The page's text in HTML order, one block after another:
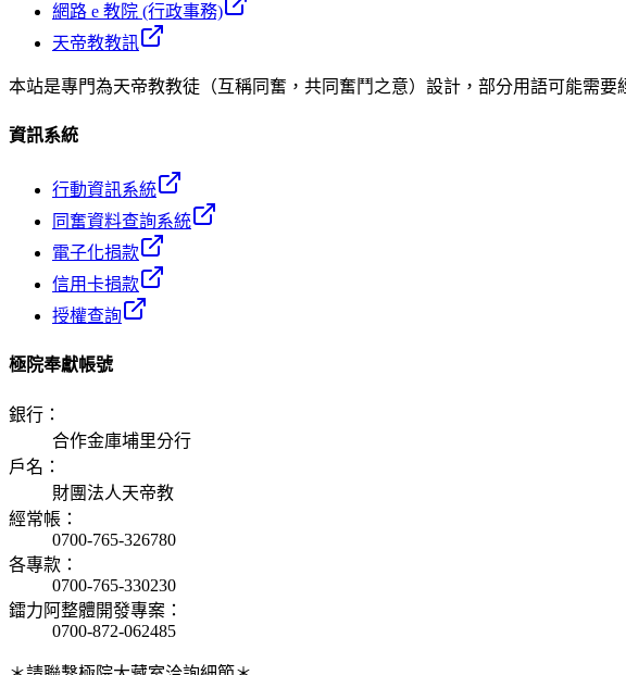
網路 e 教院 (行政事務)
天帝教教訊
本站是專門為天帝教教徒（互稱同奮，共同奮鬥之意）設計，部分用語可能需
資訊系統
行動資訊系統
同奮資料查詢系統
電子化捐款
信用卡捐款
授權查詢
極院奉獻帳號
銀行 ：
合作金庫埔里分行
戶名 ：
財團法人天帝教
經常帳 ：
0700-765-326780
各專款 ：
0700-765-330230
鐳力阿整體開發專案 ：
0700-872-062485